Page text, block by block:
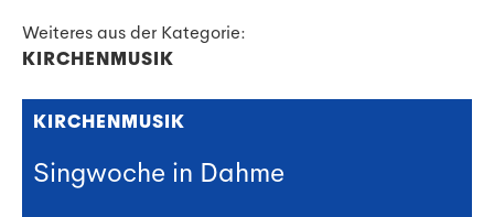
Weiteres aus der Kategorie:
KIRCHENMUSIK
KIRCHENMUSIK
Singwoche in Dahme